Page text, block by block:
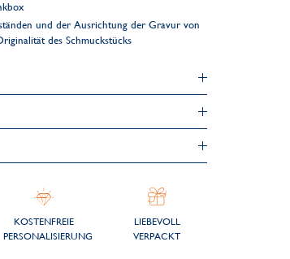
und der Ausrichtung der Gravur von
des Schmuckstücks
KOSTENFREIE
PERSONALISIERUNG
LIEBEVOLL
VERPACKT